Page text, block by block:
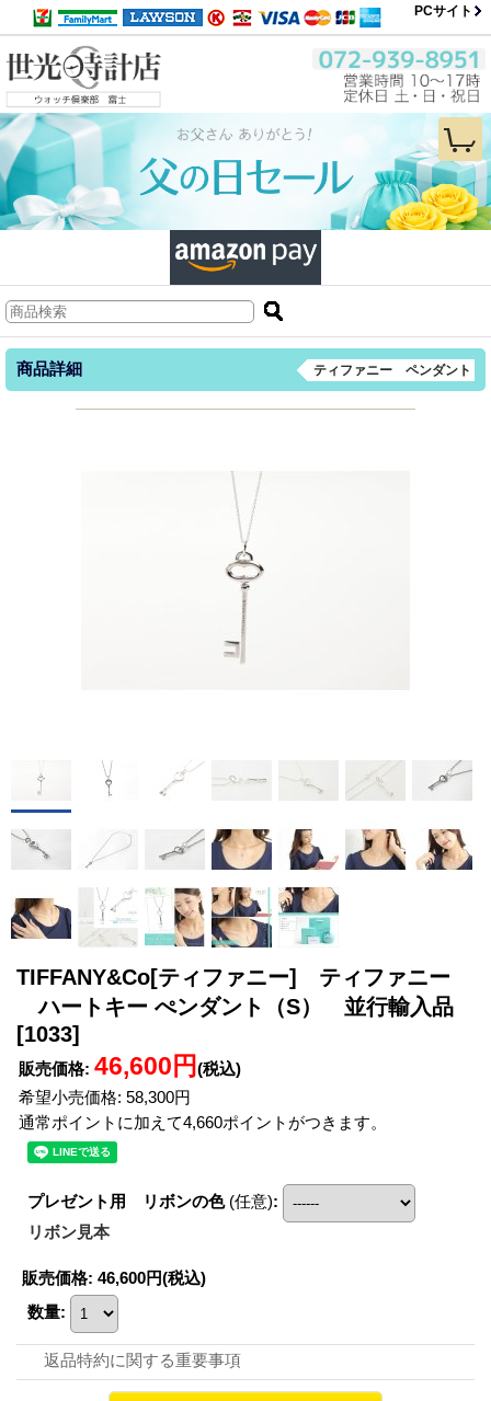
PCサイト
商品詳細 ティファニー ペンダント
TIFFANY&Co[ティファニー] ティファニー
ハートキー ぺンダント（S） 並行輸入品
[1033]
販売価格: 46,600円 (税込)
希望小売価格: 58,300円
通常ポイントに加えて4,660ポイントがつきます。
プレゼント用 リボンの色 (任意):
リボン見本
販売価格: 46,600円(税込)
数量:
返品特約に関する重要事項